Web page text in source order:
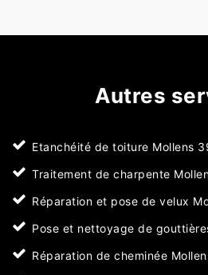
Autres
Etanchéité de toiture Mollens
Traitement de charpente
Réparation et pose de velux
Pose et nettoyage de
Réparation de cheminée